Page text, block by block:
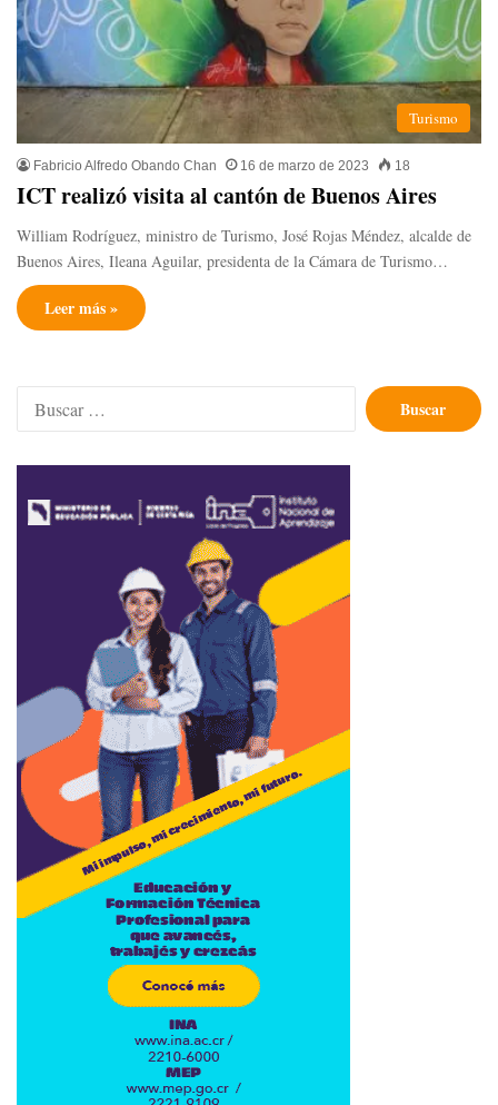
Turismo
Fabricio Alfredo Obando Chan 16 de marzo de 2023 18
ICT realizó visita al cantón de Buenos Aires
William Rodríguez, ministro de Turismo, José Rojas Méndez, alcalde de
Buenos Aires, Ileana Aguilar, presidenta de la Cámara de Turismo…
Leer más »
Buscar: